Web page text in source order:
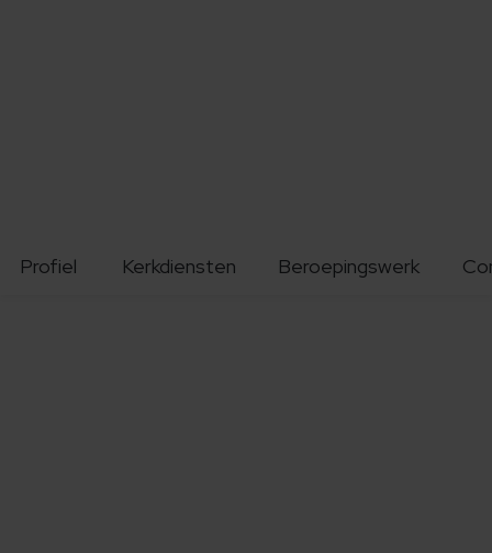
Profiel Kerkdiensten Beroepingswerk